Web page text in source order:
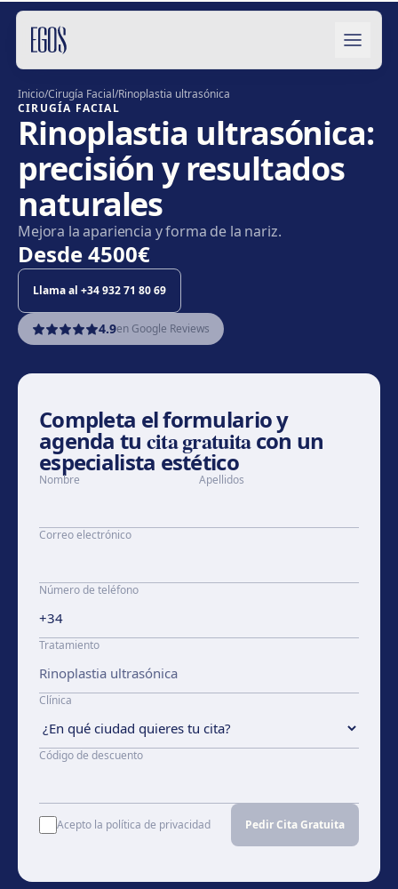
Saltar al contenido
Inicio/Cirugía Facial/Rinoplastia ultrasónica
CIRUGÍA FACIAL
Rinoplastia ultrasónica:
precisión y resultados
naturales
Mejora la apariencia y forma de la nariz.
Desde4500€
Llama al +34 932 71 80 69
4.9en Google Reviews
Completa el formulario y
agenda tu cita gratuitacon un
especialista estético
Nombre Apellidos
Correo electrónico
Número de teléfono
Tratamiento
Clínica
Código de descuento
Acepto la política de privacidad Pedir Cita Gratuita